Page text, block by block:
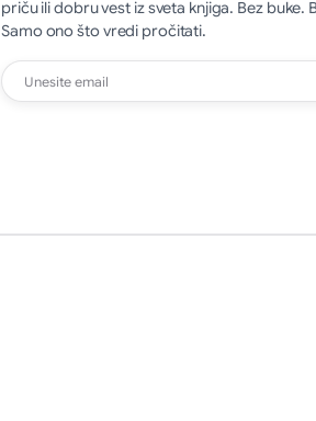
priču ili dobru vest iz sveta knjiga. Bez buke.
Samo ono što vredi pročitati.